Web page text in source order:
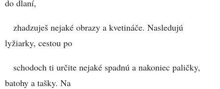
do dlaní,
zhadzuješ nejaké obrazy a kvetináče. Nasledujú
lyžiarky, cestou po
schodoch ti určite nejaké spadnú a nakoniec paličky,
batohy a tašky. Na